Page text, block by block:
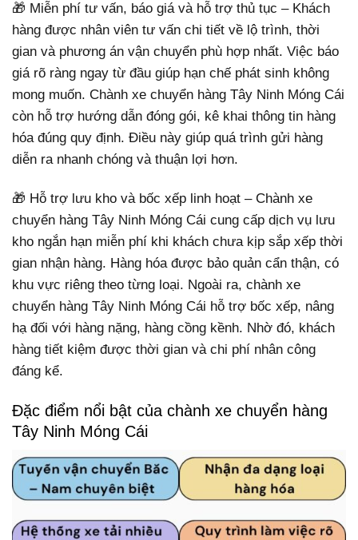
🎁 Miễn phí tư vấn, báo giá và hỗ trợ thủ tục – Khách
hàng được nhân viên tư vấn chi tiết về lộ trình, thời
gian và phương án vận chuyển phù hợp nhất. Việc báo
giá rõ ràng ngay từ đầu giúp hạn chế phát sinh không
mong muốn. Chành xe chuyển hàng Tây Ninh Móng Cái
còn hỗ trợ hướng dẫn đóng gói, kê khai thông tin hàng
hóa đúng quy định. Điều này giúp quá trình gửi hàng
diễn ra nhanh chóng và thuận lợi hơn.
🎁 Hỗ trợ lưu kho và bốc xếp linh hoạt – Chành xe
chuyển hàng Tây Ninh Móng Cái cung cấp dịch vụ lưu
kho ngắn hạn miễn phí khi khách chưa kịp sắp xếp thời
gian nhận hàng. Hàng hóa được bảo quản cẩn thận, có
khu vực riêng theo từng loại. Ngoài ra, chành xe
chuyển hàng Tây Ninh Móng Cái hỗ trợ bốc xếp, nâng
hạ đối với hàng nặng, hàng cồng kềnh. Nhờ đó, khách
hàng tiết kiệm được thời gian và chi phí nhân công
đáng kể.
Đặc điểm nổi bật của chành xe chuyển hàng
Tây Ninh Móng Cái